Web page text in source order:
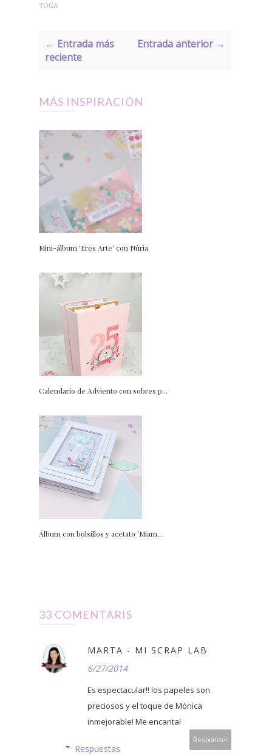
TOGA
← Entrada más
reciente
Entrada anterior →
MÁS INSPIRACIÓN
Mini-álbum 'Eres Arte' con Núria
Calendario de Adviento con sobres p...
Álbum con bolsillos y acetato `Miam...
33 COMENTARIS
MARTA - MI SCRAP LAB
6/27/2014
Es espectacular!! los papeles son
preciosos y el toque de Mónica
inmejorable! Me encanta!
Responder
Respuestas